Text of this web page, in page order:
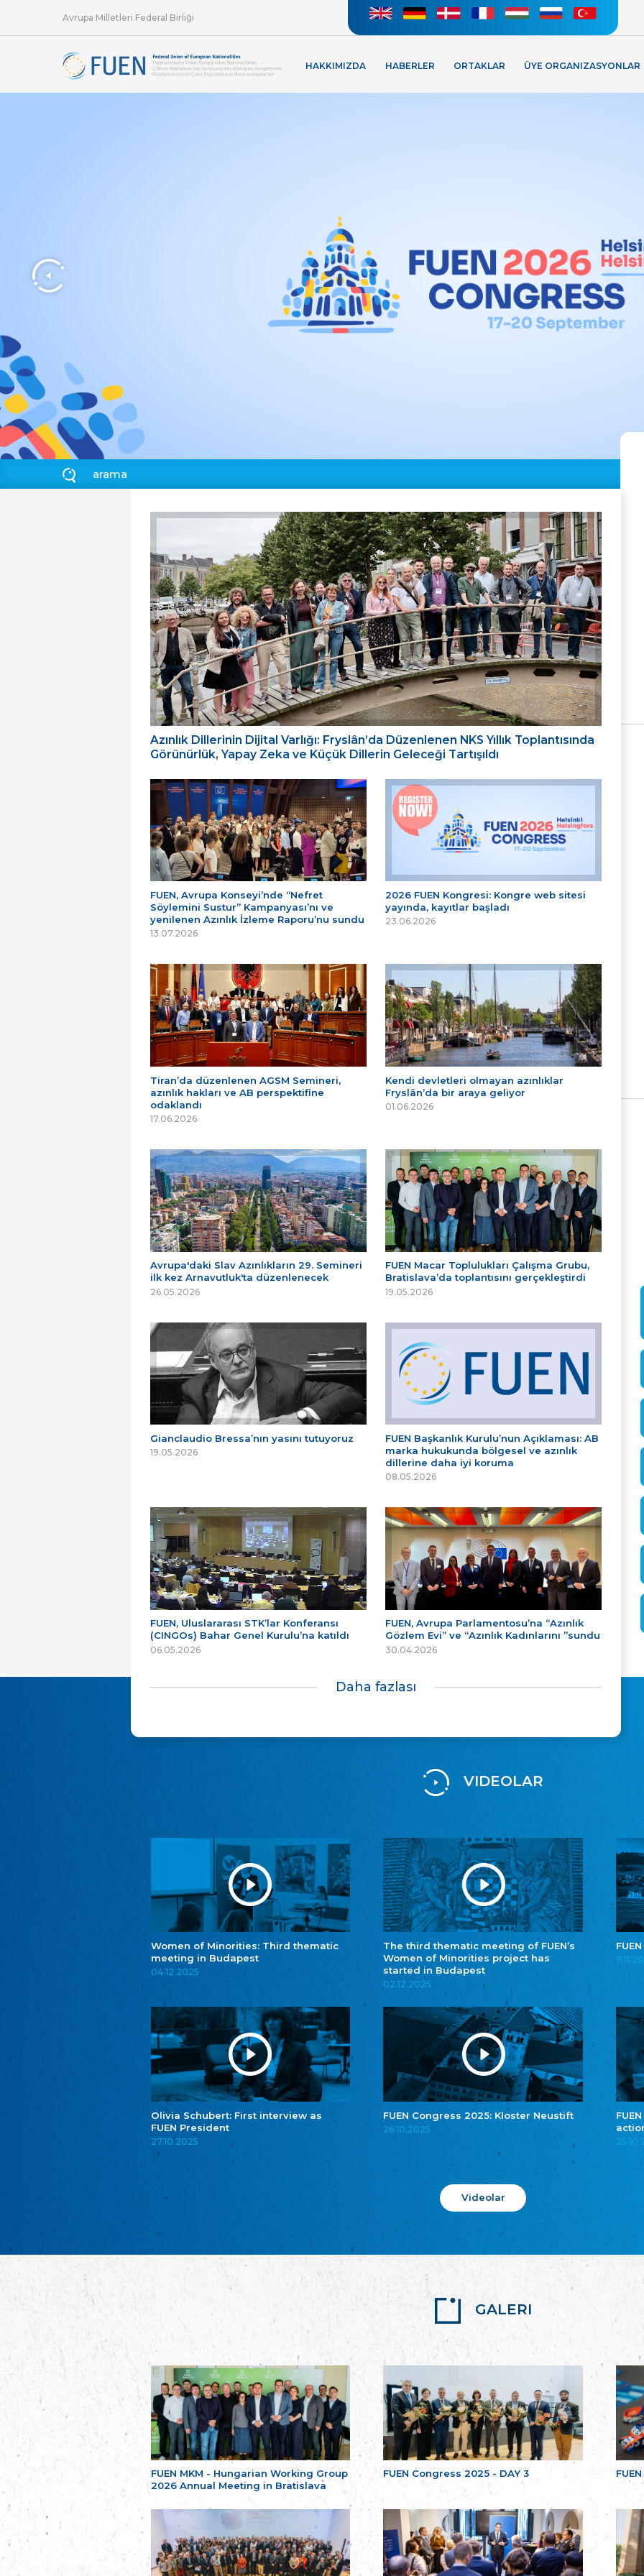
Avrupa Milletleri Federal Birliği
HAKKIMIZDA HABERLER ORTAKLAR ÜYE ORGANIZASYONLAR
Azınlık Dillerinin Dijital Varlığı: Fryslân’da Düzenlenen NKS Yıllık Toplantısında
Görünürlük, Yapay Zeka ve Küçük Dillerin Geleceği Tartışıldı
FUEN, Avrupa Konseyi’nde “Nefret
Söylemini Sustur” Kampanyası’nı ve
yenilenen Azınlık İzleme Raporu’nu sundu
13.07.2026
2026 FUEN Kongresi: Kongre web sitesi
yayında, kayıtlar başladı
23.06.2026
Tiran’da düzenlenen AGSM Semineri,
azınlık hakları ve AB perspektifine
odaklandı
17.06.2026
Kendi devletleri olmayan azınlıklar
Fryslân’da bir araya geliyor
01.06.2026
Avrupa'daki Slav Azınlıkların 29. Semineri
ilk kez Arnavutluk'ta düzenlenecek
26.05.2026
FUEN Macar Toplulukları Çalışma Grubu,
Bratislava’da toplantısını gerçekleştirdi
19.05.2026
Gianclaudio Bressa’nın yasını tutuyoruz
19.05.2026
FUEN Başkanlık Kurulu’nun Açıklaması: AB
marka hukukunda bölgesel ve azınlık
dillerine daha iyi koruma
08.05.2026
FUEN, Uluslararası STK’lar Konferansı
(CINGOs) Bahar Genel Kurulu’na katıldı
06.05.2026
FUEN, Avrupa Parlamentosu’na “Azınlık
Gözlem Evi” ve “Azınlık Kadınlarını ”sundu
30.04.2026
Daha fazlası
VIDEOLAR
Women of Minorities: Third thematic
meeting in Budapest
04.12.2025
The third thematic meeting of FUEN’s
Women of Minorities project has
started in Budapest
02.12.2025
Olivia Schubert: First interview as
FUEN President
27.10.2025
FUEN Congress 2025: Kloster Neustift
26.10.2025
Videolar
GALERI
FUEN MKM - Hungarian Working Group
2026 Annual Meeting in Bratislava
FUEN Congress 2025 - DAY 3